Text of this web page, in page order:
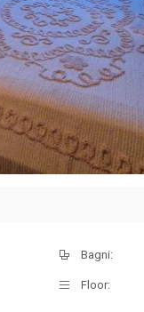
Bagni:
Floor: